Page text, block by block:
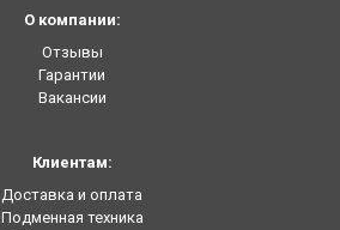
О компании:
Отзывы
Гарантии
Вакансии
Клиентам:
Доставка и оплата
Подменная техника